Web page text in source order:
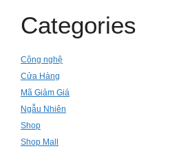
Categories
Công nghệ
Cửa Hàng
Mã Giảm Giá
Ngẫu Nhiên
Shop
Shop Mall